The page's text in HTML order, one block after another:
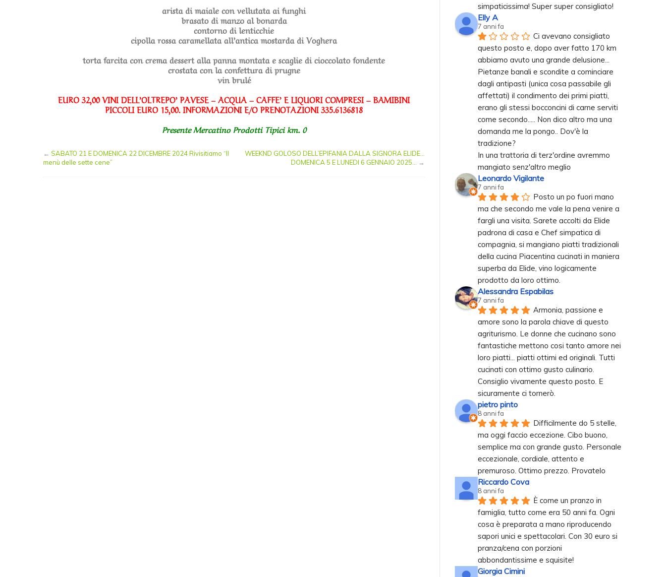
arista di maiale con vellutata ai funghi
brasato di manzo al bonarda
contorno di lenticchie
cipolla rossa caramellata all’antica mostarda di Voghera
torta farcita con crema dessert alla panna montata e scaglie di cioccolato fondente
crostata con la confettura di prugne
vin brulé
EURO 32,00 VINI DELL’OLTREPO’ PAVESE – ACQUA – CAFFE’ E LIQUORI COMPRESI – BAMIBINI
PICCOLI EURO 15,00. INFORMAZIONI E/O PRENOTAZIONI 335.6136818
Presente Mercatino Prodotti Tipici km. 0
← SABATO 21 E DOMENICA 22 DICEMBRE 2024 Rivisitiamo “Il
menù delle sette cene”
WEEKND GOLOSO DELL’EPIFANIA DALLA SIGNORA ELIDE…
DOMENICA 5 E LUNEDI 6 GENNAIO 2025…
→
simpaticissima! Super super consigliato!
Elly A
7 anni fa
Ci avevano consigliato
questo posto e, dopo aver fatto 170 km
abbiamo avuto una grande delusione...
Pietanze banali e scondite a cominciare
dagli antipasti (unica cosa passabile gli
affettati) il condimento dei primi piatti,
erano gli stessi bocconcini di carne serviti
come secondo..... Non dico altro ma una
domanda me la pongo.. Dov'è la
tradizione?
In una trattoria di terz'ordine avremmo
mangiato senz'altro meglio
Leonardo Vigilante
7 anni fa
Posto un po fuori mano
ma che secondo me vale la pena venire a
fargli una visita. Sarete accolti da Elide
padrona di casa e Chef simpatica di
compagnia, si mangiano piatti tradizionali
della cucina Piacentina cucinati in maniera
superba da Elide, vino logicamente
prodotto da loro ottimo.
Alessandra Espabilas
7 anni fa
Armonia, passione e
amore sono la parola chiave di questo
agriturismo. Le donne che cucinano sono
fantastiche mettono cosi tanto amore nei
loro piatti... piatti ottimi ed originali. Tutti
cucinati con ottimo gusto culinario.
Consiglio vivamente questo posto. E
sicuramente ci tornerò.
pietro pinto
8 anni fa
Difficilmente do 5 stelle,
ma oggi faccio eccezione. Cibo buono,
semplice ma con grande gusto. Personale
eccezionale, cordiale, attento e
premuroso. Ottimo prezzo. Provatelo
Riccardo Cova
8 anni fa
È come un pranzo in
famiglia, tutto come era 50 anni fa. Ogni
cosa è preparata a mano riproducendo
sapori unici e spettacolari. Con 30 euro si
pranza/cena con porzioni
abbondantissime e squisite!
Giorgia Cimini